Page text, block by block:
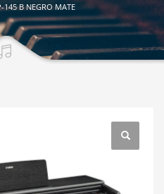
145 B NEGRO MATE